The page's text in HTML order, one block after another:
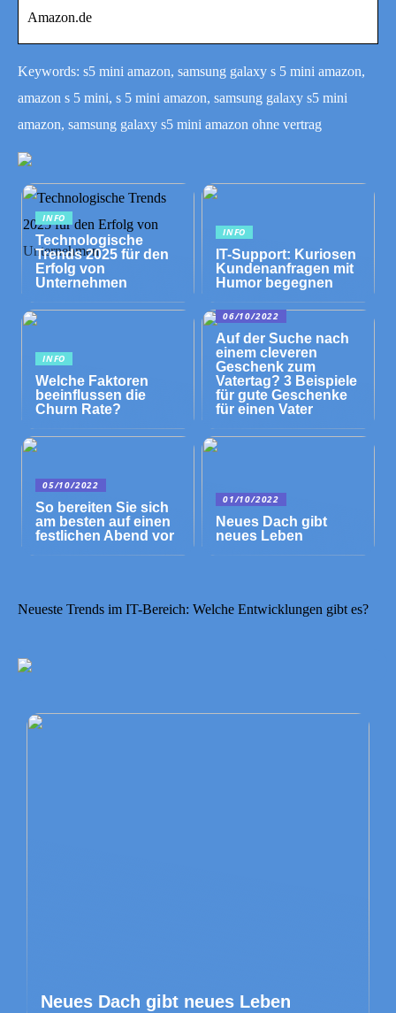
Amazon.de
Keywords: s5 mini amazon, samsung galaxy s 5 mini amazon,
amazon s 5 mini, s 5 mini amazon, samsung galaxy s5 mini
amazon, samsung galaxy s5 mini amazon ohne vertrag
INFO
Technologische
Trends 2025 für den
Erfolg von
Unternehmen
INFO
IT-Support: Kuriosen
Kundenanfragen mit
Humor begegnen
INFO
Welche Faktoren
beeinflussen die
Churn Rate?
06/10/2022
Auf der Suche nach
einem cleveren
Geschenk zum
Vatertag? 3 Beispiele
für gute Geschenke
für einen Vater
05/10/2022
So bereiten Sie sich
am besten auf einen
festlichen Abend vor
01/10/2022
Neues Dach gibt
neues Leben
Neueste Trends im IT-Bereich: Welche Entwicklungen gibt es?
Neues Dach gibt neues Leben